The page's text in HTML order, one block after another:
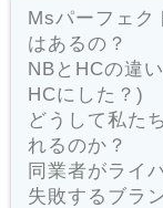
Msパーフェク
はあるの？
NBとHCの違
HCにした？)
どうして私た
れるのか？
同業者がライ
失敗するブラ